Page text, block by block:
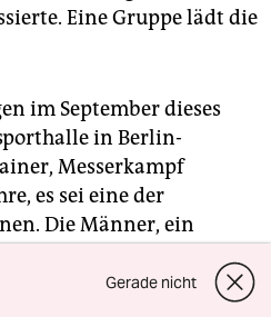
Eine Gruppe lädt die
im September dieses
in Berlin-
Messerkampf
es sei eine der
Die Männer, ein
Polizeiausbilder,
Gerade nicht